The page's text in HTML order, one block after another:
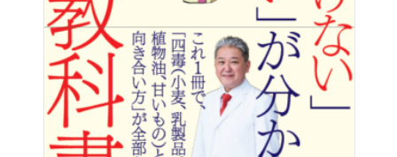
怒りを溜め込んで悲しむことの繰り返しに疲れ果てていま
した。
わたしは女性として失格なんだ。
赤ちゃんに選んでもらえない存在なんだ。
でもなぜ？ 何か悪いことをしたの？